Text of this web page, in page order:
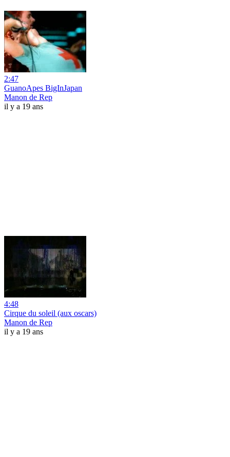
2:47
GuanoApes BigInJapan
Manon de Rep
il y a 19 ans
4:48
Cirque du soleil (aux oscars)
Manon de Rep
il y a 19 ans